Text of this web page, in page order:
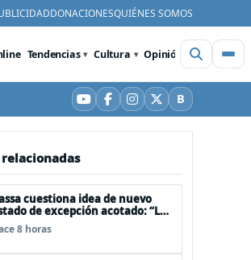
DONACIONESQUIÉNES SOMOS
Tendencias Cultura Opinión Videos
YouTube
Facebook
Instagram
X BBluesky
cuestiona idea de nuevo
de excepción acotado: “Las
no son policías”
8 horas